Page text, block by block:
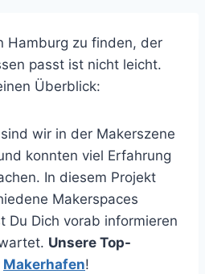
Hamburg zu finden, der
passt ist nicht leicht.
Überblick:
wir in der Makerszene
konnten viel Erfahrung
In diesem Projekt
Makerspaces
Du Dich vorab informieren
Unsere Top-
Makerhafen!